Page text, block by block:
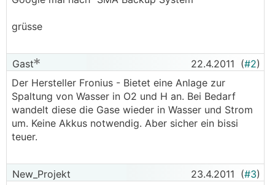
grüsse
Gast 22.4.2011 (#2)
Der Hersteller Fronius - Bietet eine Anlage zur
Spaltung von Wasser in O2 und H an. Bei Bedarf
wandelt diese die Gase wieder in Wasser und Strom
um. Keine Akkus notwendig. Aber sicher ein bissi
teuer.
New_Projekt 23.4.2011 (#3)